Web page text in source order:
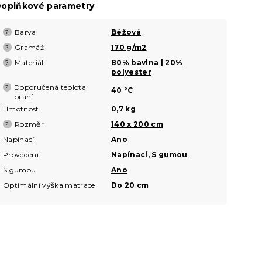
parametry
? Barva Béžová
? Gramáž 170 g/m2
? Materiál
80% bavlna | 20%
polyester
?
Doporučená teplota
praní
40 °C
Hmotnost 0,7 kg
? Rozměr
140 x 200 cm
Napínací
Ano
Provedení
Napínací, S gumou
S gumou
Ano
Optimální výška matrace
Do 20 cm